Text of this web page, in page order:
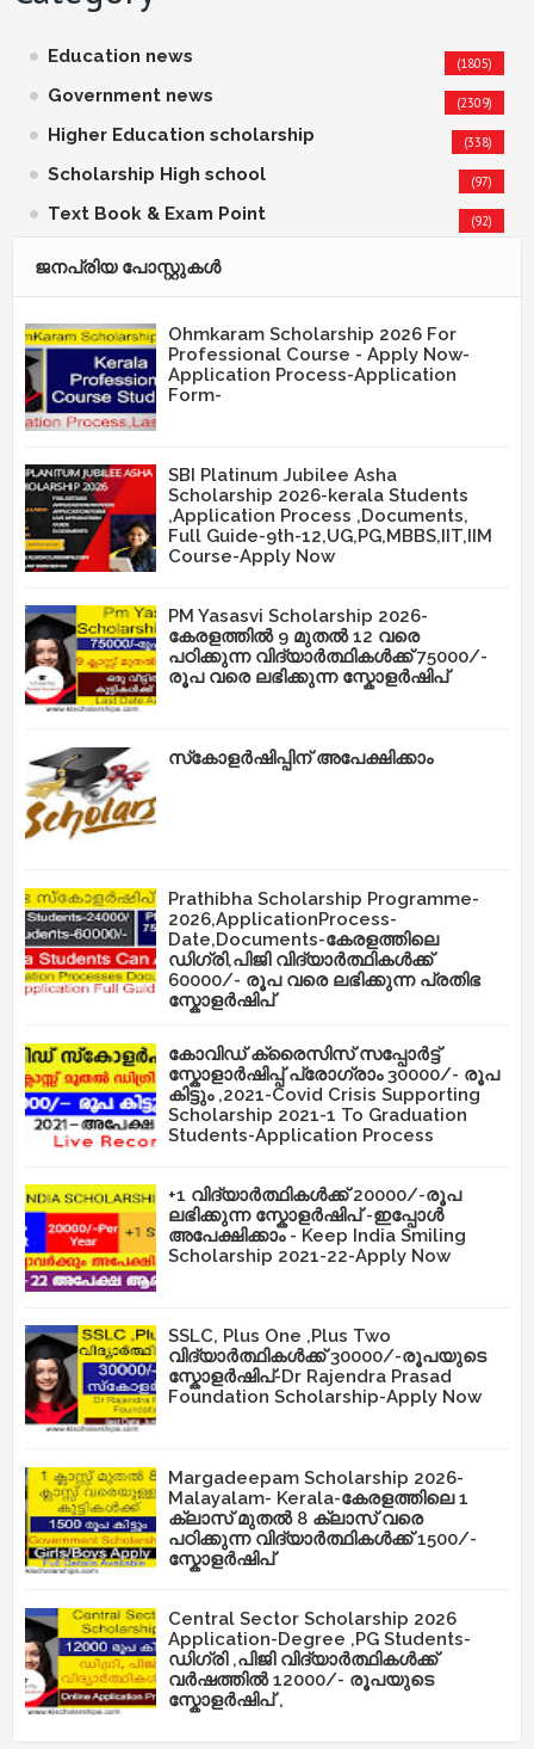
Education news (1805)
Government news (2309)
Higher Education scholarship (338)
Scholarship High school (97)
Text Book & Exam Point (92)
ജനപ്രിയ പോസ്റ്റുകള്‍‌
Ohmkaram Scholarship 2026 For
Professional Course - Apply Now-
Application Process-Application
Form-
SBI Platinum Jubilee Asha
Scholarship 2026-kerala Students
,Application Process ,Documents,
Full Guide-9th-12,UG,PG,MBBS,IIT,IIM
Course-Apply Now
PM Yasasvi Scholarship 2026-
കേരളത്തിൽ 9 മുതൽ 12 വരെ
പഠിക്കുന്ന വിദ്യാർത്ഥികൾക്ക് 75000/-
രൂപ വരെ ലഭിക്കുന്ന സ്കോളർഷിപ്
സ്‌കോളർഷിപ്പിന് അപേക്ഷിക്കാം
Prathibha Scholarship Programme-
2026,ApplicationProcess-
Date,Documents-കേരളത്തിലെ
ഡിഗ്രി,പിജി വിദ്യാർത്ഥികൾക്ക്
60000/- രൂപ വരെ ലഭിക്കുന്ന പ്രതിഭ
സ്കോളർഷിപ്
കോവിഡ് ക്രൈസിസ് സപ്പോർട്ട്
സ്കോളാർഷിപ്പ് പ്രോഗ്രാം 30000/- രൂപ
കിട്ടും ,2021-Covid Crisis Supporting
Scholarship 2021-1 To Graduation
Students-Application Process
+1 വിദ്യാർത്ഥികൾക്ക് 20000/-രൂപ
ലഭിക്കുന്ന സ്കോളർഷിപ് -ഇപ്പോൾ
അപേക്ഷിക്കാം - Keep India Smiling
Scholarship 2021-22-Apply Now
SSLC, Plus One ,Plus Two
വിദ്യാർത്ഥികൾക്ക് 30000/-രൂപയുടെ
സ്കോളർഷിപ്-Dr Rajendra Prasad
Foundation Scholarship-Apply Now
Margadeepam Scholarship 2026-
Malayalam- Kerala-കേരളത്തിലെ 1
ക്ലാസ് മുതൽ 8 ക്ലാസ് വരെ
പഠിക്കുന്ന വിദ്യാർത്ഥികൾക്ക് 1500/-
സ്കോളർഷിപ്
Central Sector Scholarship 2026
Application-Degree ,PG Students-
ഡിഗ്രി ,പിജി വിദ്യാർത്ഥികൾക്ക്
വർഷത്തിൽ 12000/- രൂപയുടെ
സ്കോളർഷിപ് ,